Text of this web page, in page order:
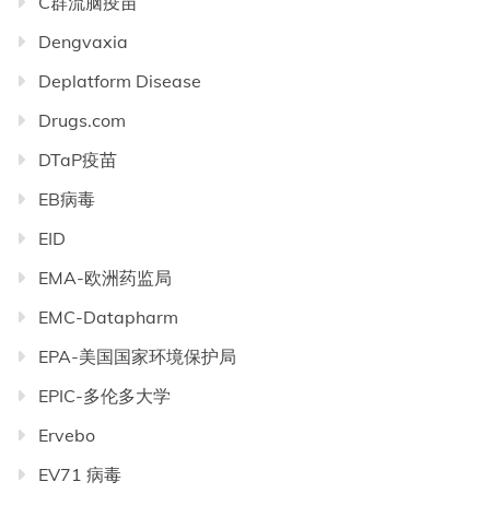
Dengvaxia
Deplatform Disease
Drugs.com
DTaP疫苗
EB病毒
EID
EMA-欧洲药监局
EMC-Datapharm
EPA-美国国家环境保护局
EPIC-多伦多大学
Ervebo
EV71 病毒